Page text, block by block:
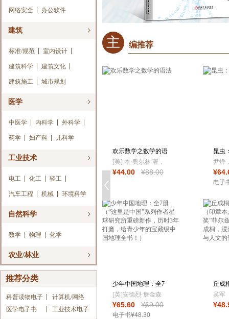
网络安全 办公软件
建筑
标准/规范 室内设计
建筑科学 建筑文化
建筑施工 城市规划
医学
中医学 内科学 外科学
药学 妇产科 儿科学
工业技术
电工 化工 轻工
汽车工程 机械 环境科学
自然科学
数学 物理 化学
农业/林业
推荐分类
科普读物电子
计算机/网络
医学电子书
工业技术电子
主 编推荐
欢乐数学之数学的语
法
[美] 本·奥尔林 著，
阳曦 译，未读 出品
¥44.00 ¥88.00
昆虫
王
尹烨
品
¥64
电子
少年中国地理：全7
册（“这里是中
[英]安德烈·詹金森
¥65.60 ¥69.00
电子书¥48.30
丘成
与美
吴军
¥48